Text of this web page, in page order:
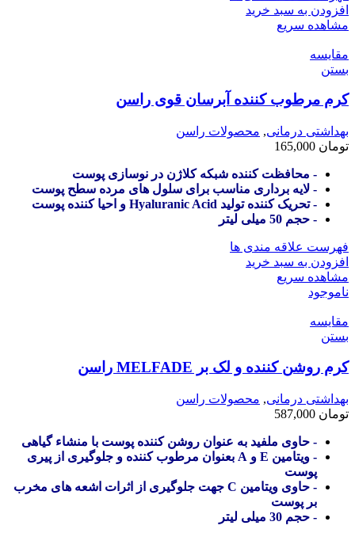
افزودن به سبد خرید
مشاهده سریع
مقایسه
بستن
کرم مرطوب کننده آبرسان قوی راسن
بهداشتی درمانی, محصولات راسن
تومان
- محافظت کننده شبکه کلاژن در نوسازی پوست
- لایه برداری مناسب برای سلول های مرده سطح پوست
- تحریک کننده تولید Hyaluranic Acid و احیا کننده پوست
- حجم 50 میلی لیتر
فهرست علاقه مندی ها
افزودن به سبد خرید
مشاهده سریع
ناموجود
مقایسه
بستن
کرم روشن کننده و لک بر MELFADE راسن
بهداشتی درمانی, محصولات راسن
تومان
- حاوی ملفید به عنوان روشن کننده پوست با منشاء گیاهی
- ویتامین E و A بعنوان مرطوب کننده و جلوگیری از پیری
پوست
- حاوی ویتامین C جهت جلوگیری از اثرات اشعه های مخرب
بر پوست
- حجم 30 میلی لیتر